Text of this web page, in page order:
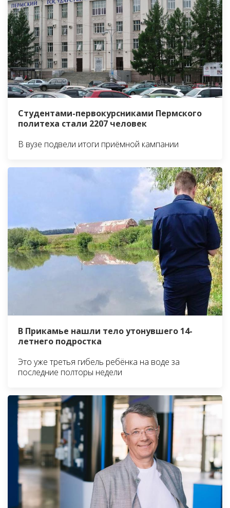
Студентами-первокурсниками Пермского
политеха стали 2207 человек
В вузе подвели итоги приёмной кампании
В Прикамье нашли тело утонувшего 14-
летнего подростка
Это уже третья гибель ребёнка на воде за
последние полторы недели